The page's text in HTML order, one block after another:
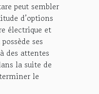
peut sembler
d’options
électrique et
ses
des attentes
la suite de
le